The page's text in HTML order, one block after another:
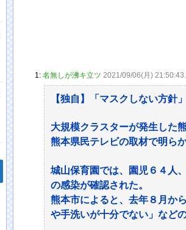
1: 名無しが沸キ立ツ 2021/09/06(月)
【独自】「マスクしない方針
大規模クラスターが発生した
熊本県民テレビの取材で明ら
城山保育園では、園児６４人
の感染が確認された。
熊本市によると、去年８月か
や手洗いが十分でない」など